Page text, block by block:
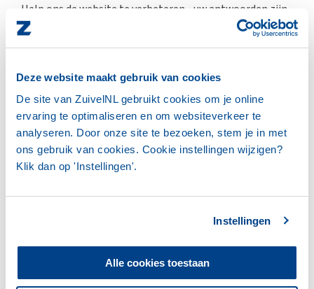
Deze website maakt gebruik van cookies
De site van ZuivelNL gebruikt cookies om je online
ervaring te optimaliseren en om websiteverkeer te
analyseren. Door onze site te bezoeken, stem je in met
ons gebruik van cookies. Cookie instellingen wijzigen?
Klik dan op 'Instellingen'.
Instellingen
Alle cookies toestaan
Help ons de website te verbeteren - uw antwoorden zijn
anoniem en kosten u maximaal...
ZUIVELNL
25 JUNI 2026